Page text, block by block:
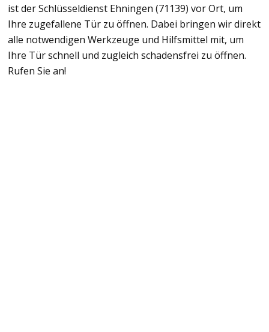
ist der Schlüsseldienst Ehningen (71139) vor Ort, um
Ihre zugefallene Tür zu öffnen. Dabei bringen wir direkt
alle notwendigen Werkzeuge und Hilfsmittel mit, um
Ihre Tür schnell und zugleich schadensfrei zu öffnen.
Rufen Sie an!